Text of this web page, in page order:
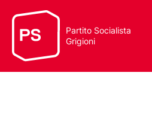
Partito Socialista
Grigioni